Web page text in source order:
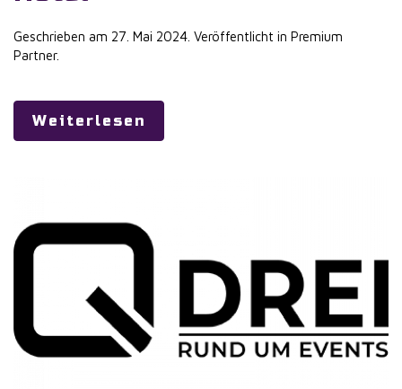
Geschrieben am 27. Mai 2024 . Veröffentlicht in Premium
Partner.
Weiterlesen